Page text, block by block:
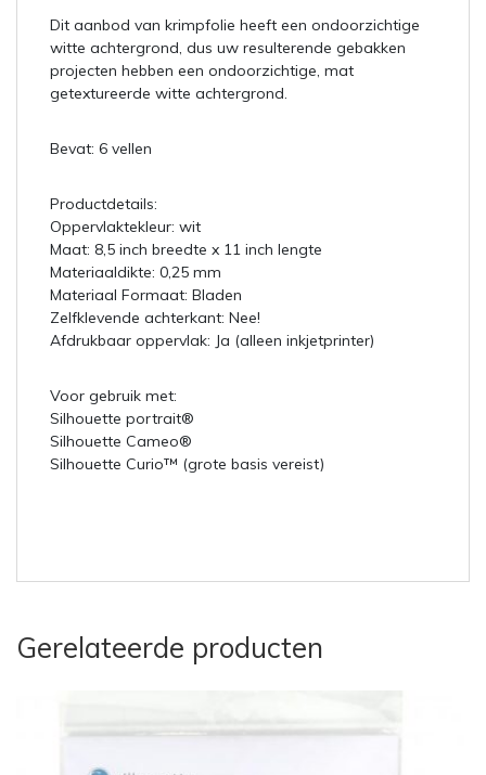
Dit aanbod van krimpfolie heeft een ondoorzichtige
witte achtergrond, dus uw resulterende gebakken
projecten hebben een ondoorzichtige, mat
getextureerde witte achtergrond.
Bevat: 6 vellen
Productdetails:
Oppervlaktekleur: wit
Maat: 8,5 inch breedte x 11 inch lengte
Materiaaldikte: 0,25 mm
Materiaal Formaat: Bladen
Zelfklevende achterkant: Nee!
Afdrukbaar oppervlak: Ja (alleen inkjetprinter)
Voor gebruik met:
Silhouette portrait®
Silhouette Cameo®
Silhouette Curio™ (grote basis vereist)
Gerelateerde producten